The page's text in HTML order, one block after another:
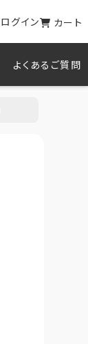
ログイン カート
よくあるご質問